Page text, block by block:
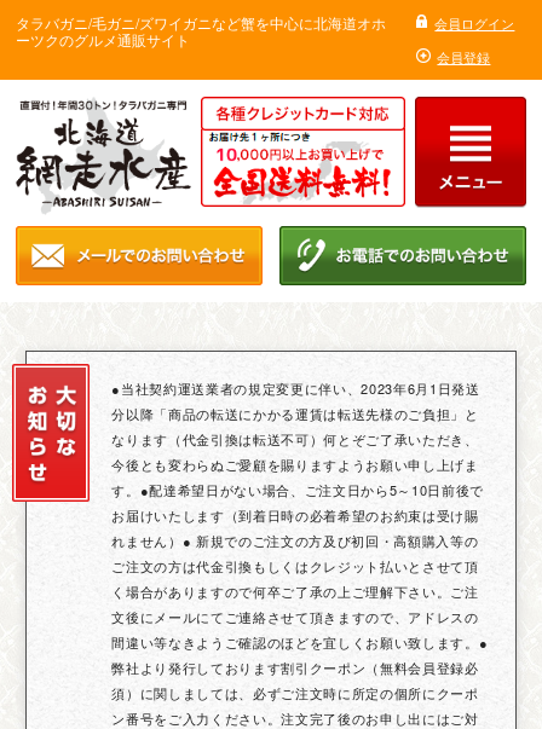
タラバガニ/毛ガニ/ズワイガニなど蟹を中心に北海道オホ
ーツクのグルメ通販サイト
会員ログイン
会員登録
●当社契約運送業者の規定変更に伴い、2023年6月1日発送
分以降「商品の転送にかかる運賃は転送先様のご負担」と
なります（代金引換は転送不可）何とぞご了承いただき、
今後とも変わらぬご愛顧を賜りますようお願い申し上げま
す。●配達希望日がない場合、ご注文日から5～10日前後で
お届けいたします（到着日時の必着希望のお約束は受け賜
れません）● 新規でのご注文の方及び初回・高額購入等の
ご注文の方は代金引換もしくはクレジット払いとさせて頂
く場合がありますので何卒ご了承の上ご理解下さい。ご注
文後にメールにてご連絡させて頂きますので、アドレスの
間違い等なきようご確認のほどを宜しくお願い致します。●
弊社より発行しております割引クーポン（無料会員登録必
須）に関しましては、必ずご注文時に所定の個所にクーポ
ン番号をご入力ください。注文完了後のお申し出にはご対